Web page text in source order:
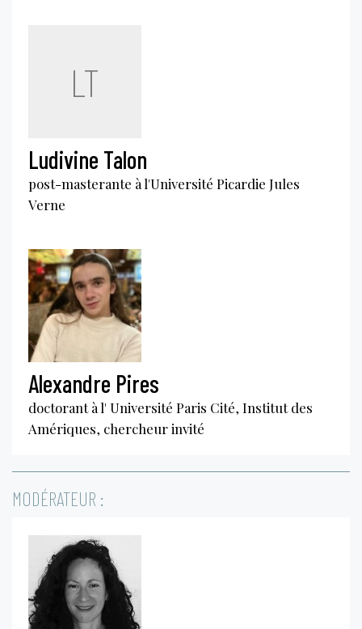
LT
Ludivine Talon
post-masterante à l'Université Picardie Jules
Verne
Alexandre Pires
doctorant à l' Université Paris Cité, Institut des
Amériques, chercheur invité
MODÉRATEUR :